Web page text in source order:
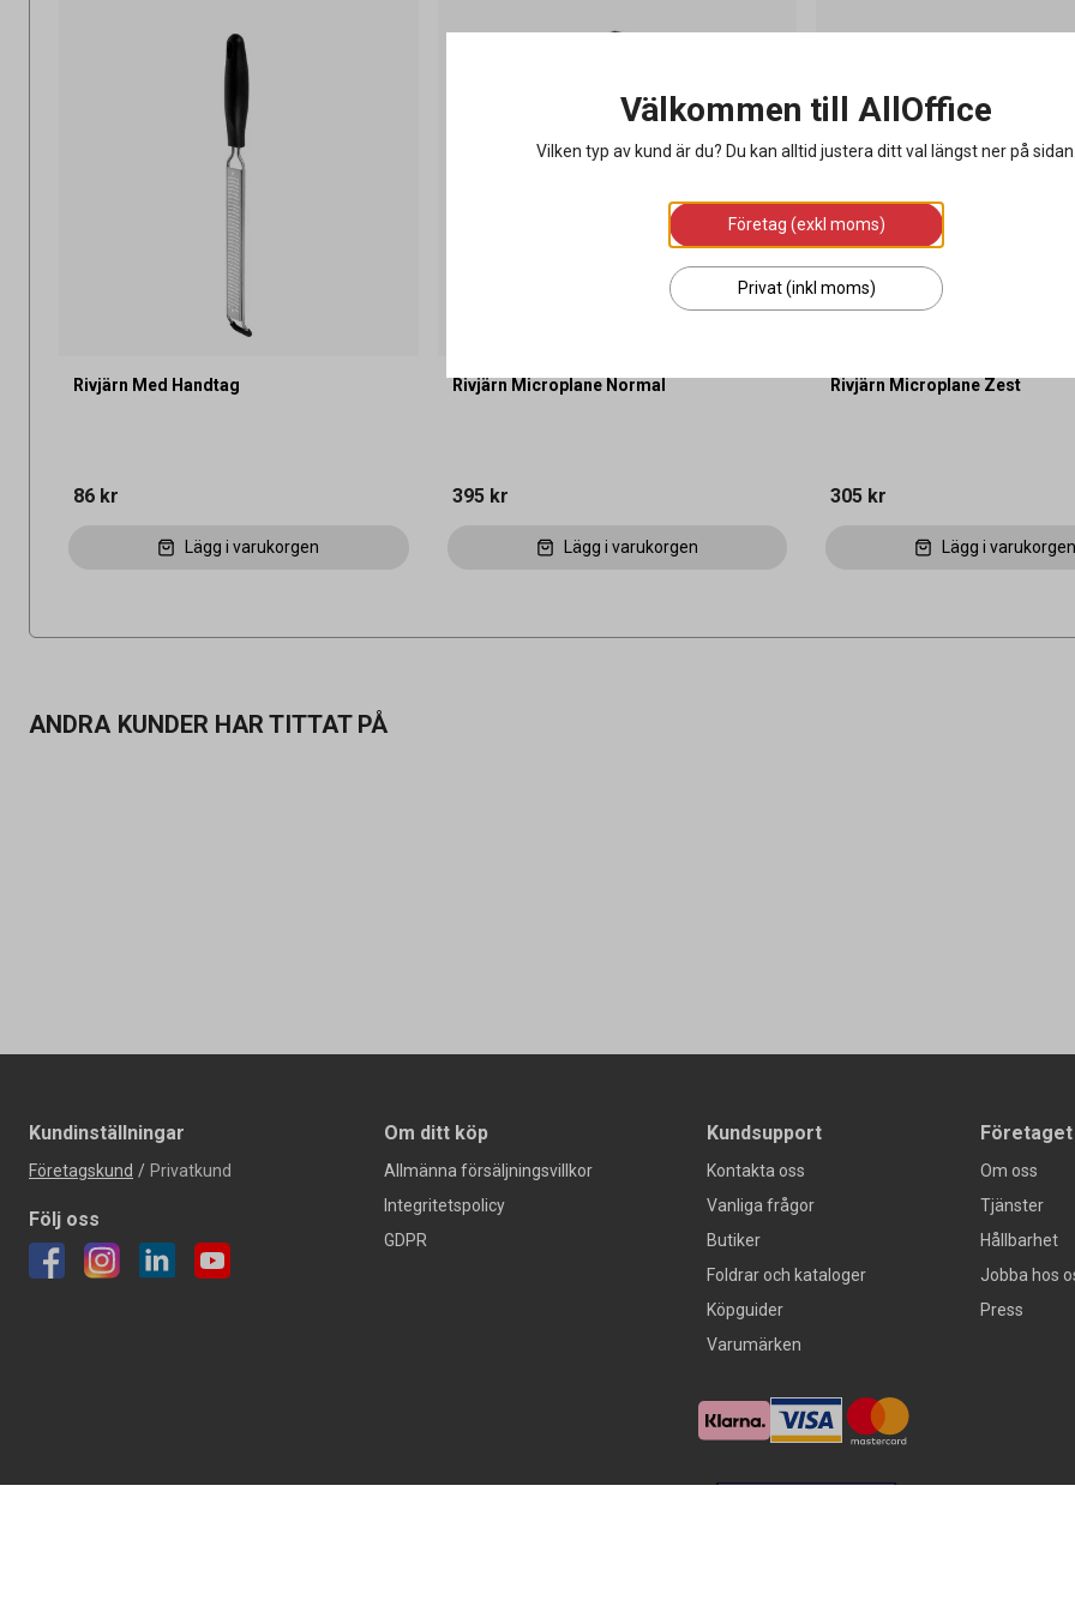
Rivjärn Med Handtag
86 kr
Lägg i varukorgen
Rivjärn Microplane Normal
395 kr
Lägg i varukorgen
Rivjärn Microplane Zest
305 kr
Lägg i
ANDRA KUNDER HAR TITTAT PÅ
Kundinställningar
Företagskund / Privatkund
Följ oss
Om ditt köp
Allmänna försäljningsvillkor
Integritetspolicy
GDPR
Kundsupport
Kontakta oss
Vanliga frågor
Butiker
Foldrar och kataloger
Köpguider
Varumärken
Företaget
Om oss
Tjänster
Hållbarhet
Jobba hos
Press
Välkommen till AllOffice
Vilken typ av kund är du? Du kan alltid justera ditt val längst ner på
Företag (exkl moms)
Privat (inkl moms)